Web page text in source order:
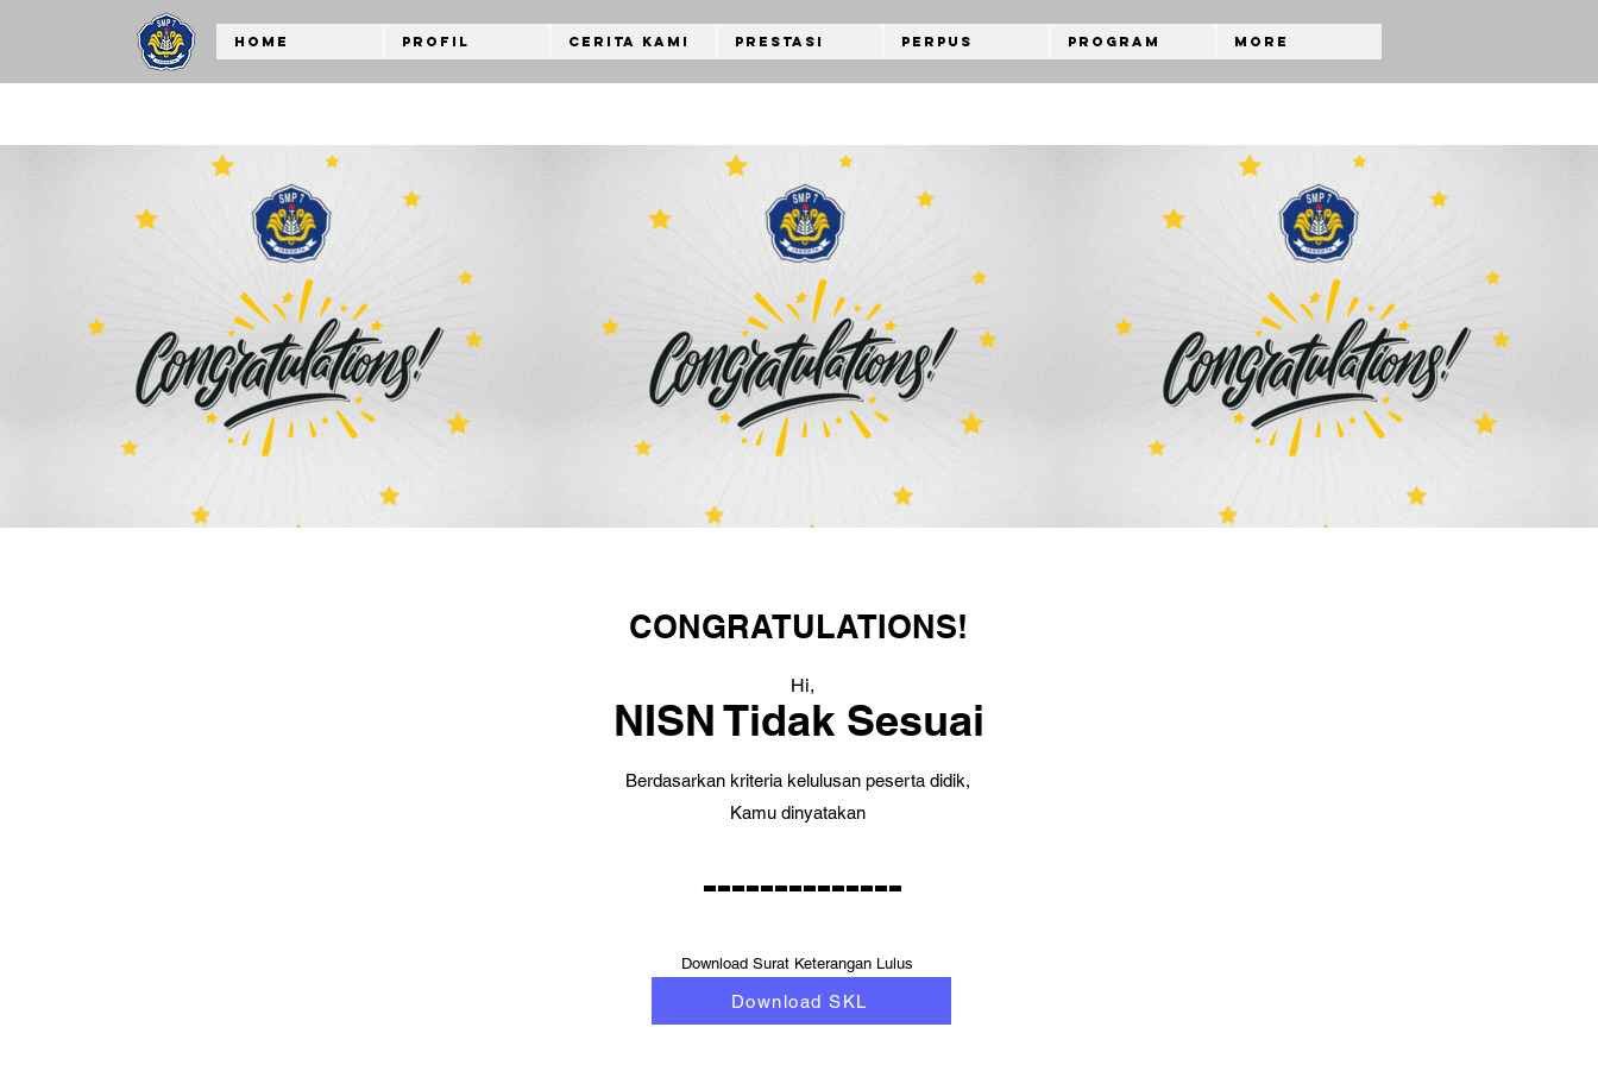
Home Profil Cerita Kami Prestasi Perpus Program More
CONGRATULATIONS!
Hi,
NISN Tidak Sesuai
Berdasarkan kriteria kelulusan peserta didik,
Kamu dinyatakan
--------------
Download Surat Keterangan Lulus
Download SKL